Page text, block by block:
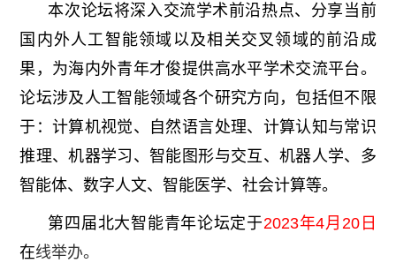
本次论坛将深入交流学术前沿热点、分享当前
国内外人工智能领域以及相关交叉领域的前沿成
果，为海内外青年才俊提供高水平学术交流平台。
论坛涉及人工智能领域各个研究方向，包括但不限
于：计算机视觉、自然语言处理、计算认知与常识
推理、机器学习、智能图形与交互、机器人学、多
智能体、数字人文、智能医学、社会计算等。
第四届北大智能青年论坛定于2023年4月20日
在线举办。